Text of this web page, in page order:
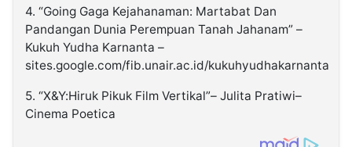
4. “Going Gaga Kejahanaman: Martabat Dan
Pandangan Dunia Perempuan Tanah Jahanam” –
Kukuh Yudha Karnanta –
sites.google.com/fib.unair.ac.id/kukuhyudhakarnanta
5. “X&Y:Hiruk Pikuk Film Vertikal”– Julita Pratiwi–
Cinema Poetica